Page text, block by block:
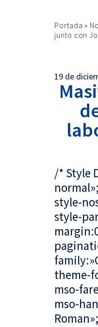
Portada »
junto con
19 de
/* Style
style-
style-
theme-
mso-
mso-